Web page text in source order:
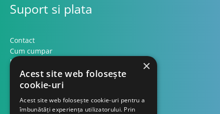
Suport si plata
Contact
Cum cumpar
Modalitati plata
Formular retur
Contact
×
Acest site web folosește
cookie-uri
Acest site web folosește cookie-uri pentru a
îmbunătăți experiența utilizatorului. Prin